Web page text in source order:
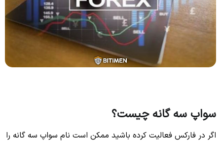
سواپ سه گانه چیست؟
اگر در فارکس فعالیت کرده باشید ممکن است نام سواپ سه گانه را